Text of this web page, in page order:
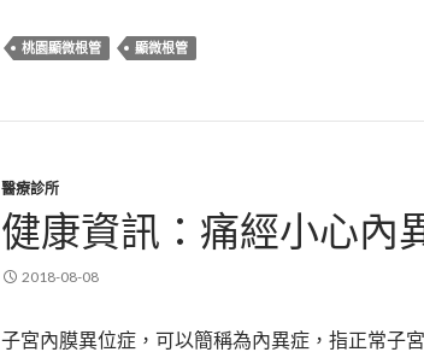
桃園顯微根管 顯微根管
醫療診所
健康資訊：痛經小心內
2018-08-08
子宮內膜異位症，可以簡稱為內異症，指正常子